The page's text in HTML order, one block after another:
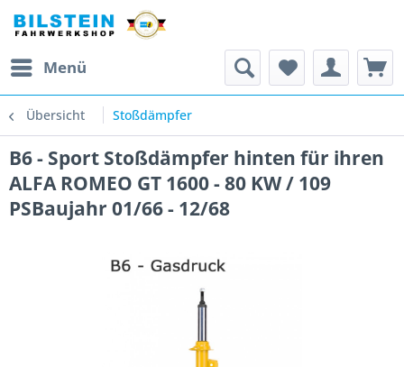
Menü
Übersicht Stoßdämpfer
B6 - Sport Stoßdämpfer hinten für ihren
ALFA ROMEO GT 1600 - 80 KW / 109
PSBaujahr 01/66 - 12/68